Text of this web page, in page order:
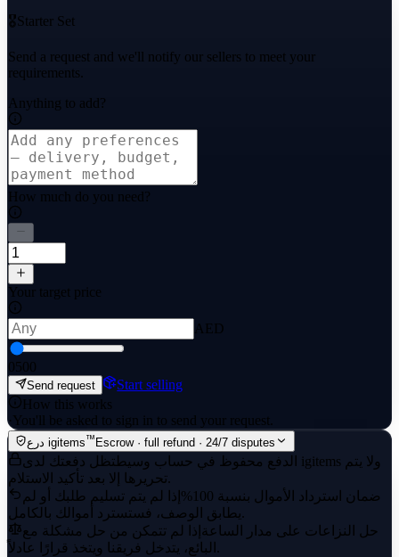
🎖️Starter Set
Send a request and we'll notify our sellers to meet your
requirements.
Anything to add?
How much do you need?
Your target price
AED
0500
Send request
Start selling
How this works
·You'll be asked to sign in to send your request.
درع igitems™ Escrow · full refund · 24/7 disputes
الدفع محفوظ في حساب وسيط تظل دفعتك لدى igitems ولا يتم
تحريرها إلا بعد تأكيد الاستلام.
ضمان استرداد الأموال بنسبة 100%
إذا لم يتم تسليم طلبك أو لم
يطابق الوصف، فستسترد أموالك بالكامل.
حل النزاعات على مدار الساعة إذا لم تتمكن من حل مشكلة مع
البائع، يتدخل فريقنا ويتخذ قرارًا عادلاً.